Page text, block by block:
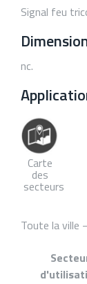
Signal feu
nc.
Carte
des
secteurs
Toute la ville